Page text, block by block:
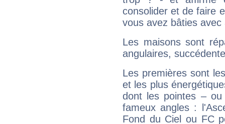
consolider et de faire
vous avez bâties avec
Les maisons sont
angulaires,
Les premières sont
et les plus
dont les pointes –
fameux angles :
Fond du Ciel ou FC